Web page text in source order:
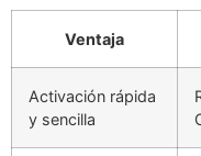
Ventaja
Activación rápida
y sencilla